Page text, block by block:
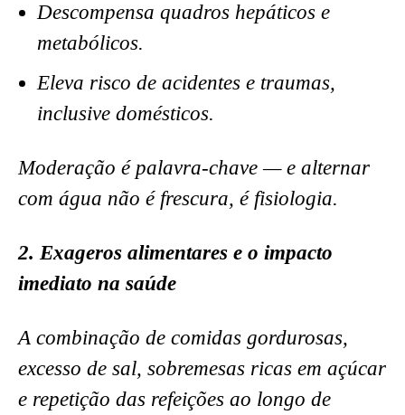
Descompensa quadros hepáticos e
metabólicos.
Eleva risco de acidentes e traumas,
inclusive domésticos.
Moderação é palavra-chave — e alternar
com água não é frescura, é fisiologia.
2. Exageros alimentares e o impacto
imediato na saúde
A combinação de comidas gordurosas,
excesso de sal, sobremesas ricas em açúcar
e repetição das refeições ao longo de